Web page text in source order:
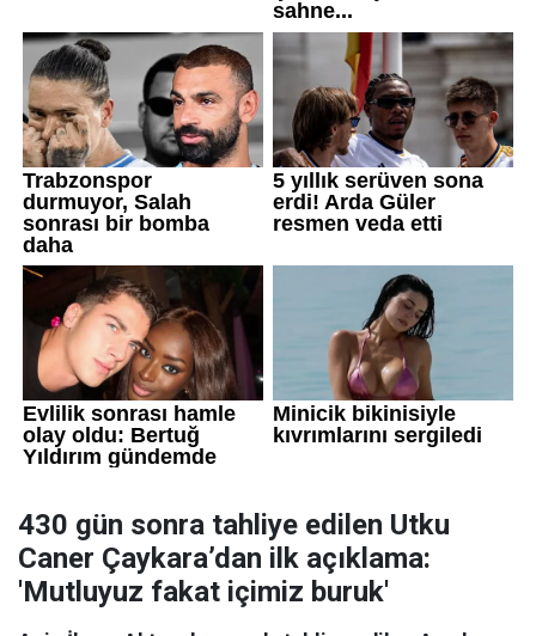
430 gün sonra tahliye edilen Utku
Caner Çaykara’dan ilk açıklama:
'Mutluyuz fakat içimiz buruk'